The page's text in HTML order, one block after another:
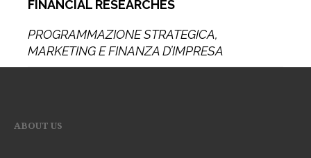
FINANCIAL RESEARCHES
PROGRAMMAZIONE STRATEGICA,
MARKETING E FINANZA D’IMPRESA
ABOUT US